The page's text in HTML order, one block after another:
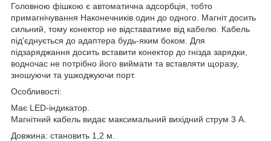
Головною фішкою є автоматична адсорбція, тобто
примагнічування Наконечників один до одного. Магніт досить
сильний, тому конектор не відставатиме від кабелю. Кабель
під'єднується до адаптера будь-яким боком. Для
підзаряджання досить вставити конектор до гнізда зарядки,
водночас не потрібно його виймати та вставляти щоразу,
зношуючи та ушкоджуючи порт.
Особливості:
Має LED-індикатор.
Магнітний кабель видає максимальний вихідний струм 3 А.
Довжина: становить 1,2 м.